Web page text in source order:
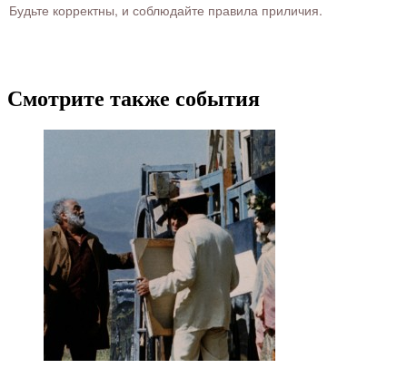
Будьте корректны, и соблюдайте правила приличия.
Смотрите также события